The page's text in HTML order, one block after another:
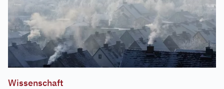
Wissenschaft